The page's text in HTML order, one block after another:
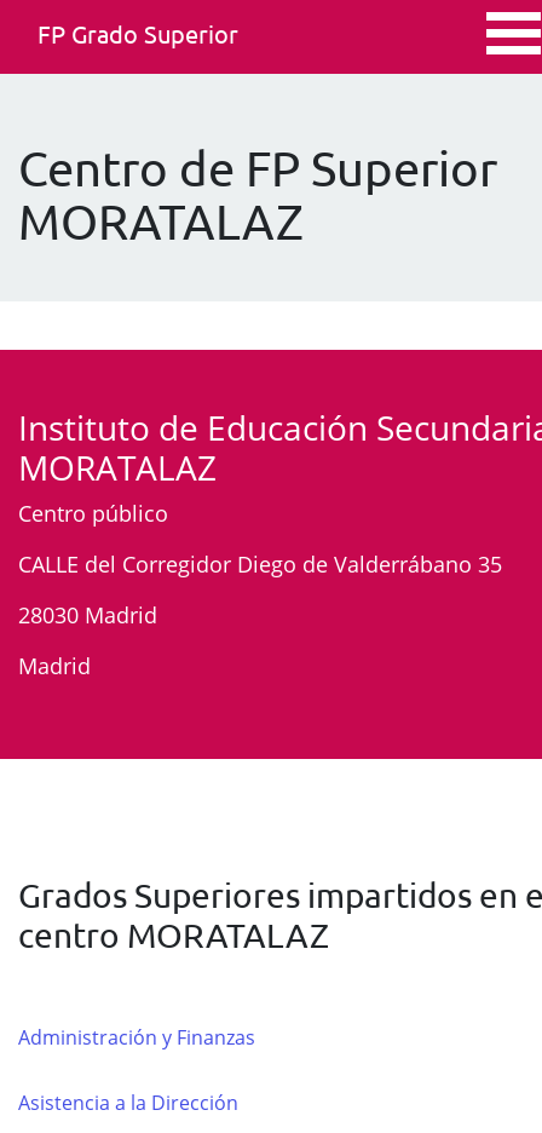
FP Grado Superior
Centro de FP Superior
MORATALAZ
Instituto de Educación
MORATALAZ
Centro público
CALLE del Corregidor Diego de Valderrábano 35
28030 Madrid
Madrid
Grados Superiores impartidos en
centro MORATALAZ
Administración y Finanzas
Asistencia a la Dirección